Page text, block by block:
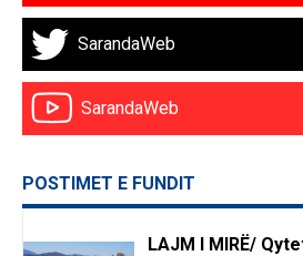
SarandaWeb
SarandaWeb
POSTIMET E FUNDIT
LAJM I MIRË/